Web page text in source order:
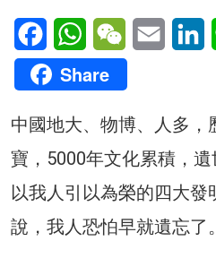
FacebookWhatsAppWeChatEmail
Share
中國地大、物博、人多，
寶，5000年文化累積，
以我人引以為榮的四大
說，我人恐怕早就遺忘了。